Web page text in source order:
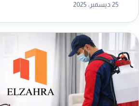
25 ديسمبر، 2025